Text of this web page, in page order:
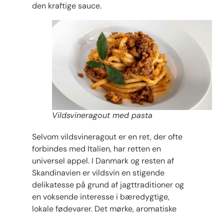
den kraftige sauce.
Vildsvineragout med pasta
Selvom vildsvineragout er en ret, der ofte
forbindes med Italien, har retten en
universel appel. I Danmark og resten af
Skandinavien er vildsvin en stigende
delikatesse på grund af jagttraditioner og
en voksende interesse i bæredygtige,
lokale fødevarer. Det mørke, aromatiske